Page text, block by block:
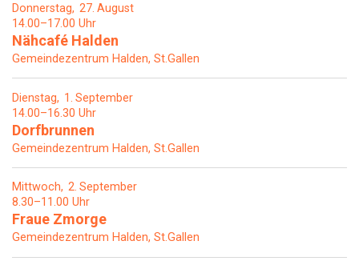
Donnerstag 27 August
14.00–17.00 Uhr
Nähcafé Halden
Gemeindezentrum Halden, St.Gallen
Dienstag 1 September
14.00–16.30 Uhr
Dorfbrunnen
Gemeindezentrum Halden, St.Gallen
Mittwoch 2 September
8.30–11.00 Uhr
Fraue Zmorge
Gemeindezentrum Halden, St.Gallen